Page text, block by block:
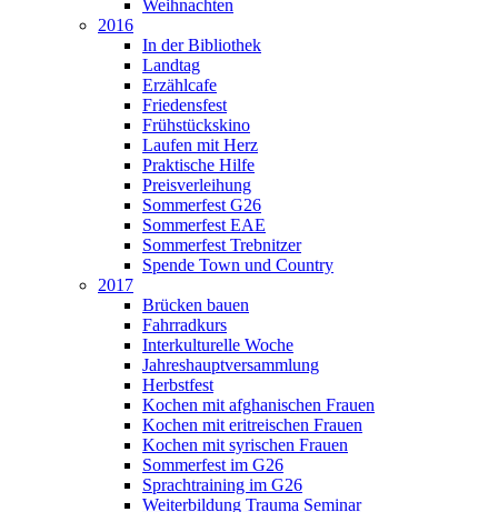
Weihnachten
2016
In der Bibliothek
Landtag
Erzählcafe
Friedensfest
Frühstückskino
Laufen mit Herz
Praktische Hilfe
Preisverleihung
Sommerfest G26
Sommerfest EAE
Sommerfest Trebnitzer
Spende Town und Country
2017
Brücken bauen
Fahrradkurs
Interkulturelle Woche
Jahreshauptversammlung
Herbstfest
Kochen mit afghanischen Frauen
Kochen mit eritreischen Frauen
Kochen mit syrischen Frauen
Sommerfest im G26
Sprachtraining im G26
Weiterbildung Trauma Seminar